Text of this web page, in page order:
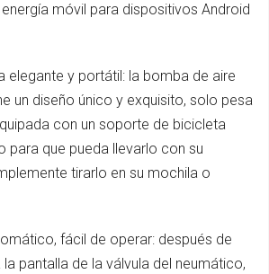
móvil para dispositivos Android
elegante y portátil: la bomba de aire
un diseño único y exquisito, solo pesa
con un soporte de bicicleta
para que pueda llevarlo con su
tirarlo en su mochila o
fácil de operar: después de
pantalla de la válvula del neumático,